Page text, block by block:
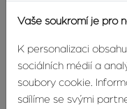
Vaše soukromí je pro
K personalizaci
sociálních médií a
soubory cookie.
sdílíme se svými